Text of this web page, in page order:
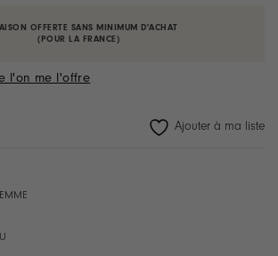
OFFERTE SANS MINIMUM D'ACHAT
(POUR LA FRANCE)
l'on me l'offre